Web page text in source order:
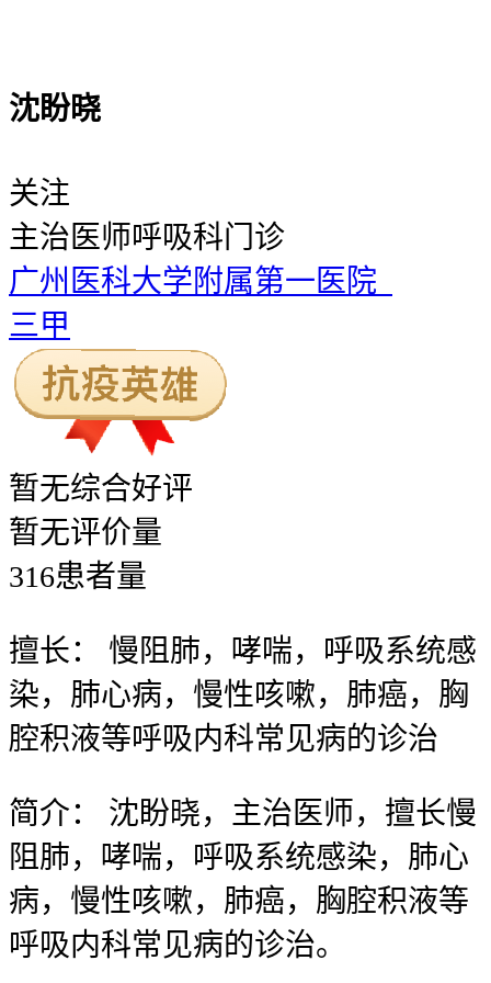
沈盼晓
关注
主治医师呼吸科门诊
广州医科大学附属第一医院
三甲
暂无综合好评
暂无评价量
316患者量
擅长：
慢阻肺，哮喘，呼吸系统感
染，肺心病，慢性咳嗽，肺癌，胸
腔积液等呼吸内科常见病的诊治
简介：
沈盼晓，主治医师，擅长慢
阻肺，哮喘，呼吸系统感染，肺心
病，慢性咳嗽，肺癌，胸腔积液等
呼吸内科常见病的诊治。